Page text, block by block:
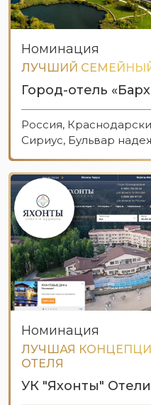
Номинация
ЛУЧШИЙ
Город-отель
Россия,
Сириус, Бульвар
Номинация
ЛУЧШАЯ
ОТЕЛЯ
УК "Яхонты"